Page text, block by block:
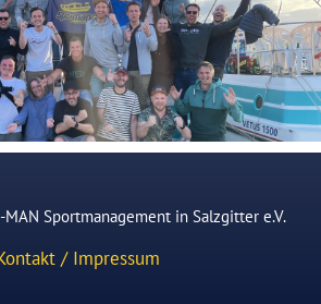
Sportmanagement in Salzgitter e.V.
/ Impressum